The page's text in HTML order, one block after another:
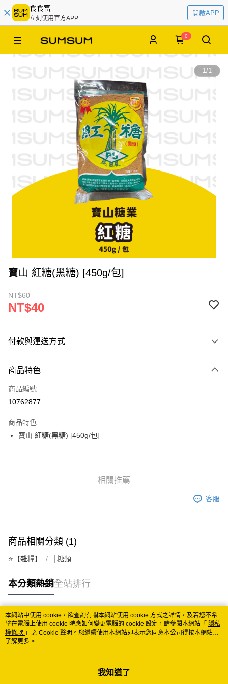
食食富
立刻使用官方APP
開啟APP
0
1/1
寶山 紅糖(黑糖) [450g/包]
NT$60
NT$40
付款與運送方式
信用卡一次付款
超商取貨付款
Apple Pay
每筆NT$60
付款後全家取貨
每筆NT$60
7-11取貨付款
每筆NT$60
每筆NT$60
商品特色
商品編號
10762877
商品特色
寶山 紅糖(黑糖) [450g/包]
相關推薦
客服
商品相關分類 (1)
⭐️【雜糧】 ├糖類
本分類熱銷全站排行
熱門標籤
本網站中使用 cookie，欲查詢有關本網站使用 cookie 方式之詳情，及若您不希
望在電腦上使用 cookie 時應如何變更電腦的 cookie 設定，請參閱本網站「 隱私
權條款 」之 Cookie 聲明。您繼續使用本網站即表示您同意本公司得按本網站使
用條款之 Cookie 聲明使用 cookie。
了解更多 >
我知道了